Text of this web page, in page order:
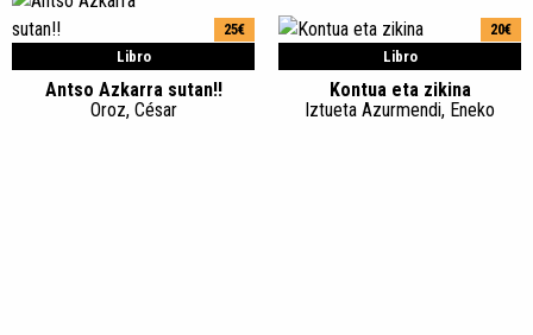
Libro
25€
Antso Azkarra sutan!!
Oroz, César
Libro
20€
Kontua eta zikina
Iztueta Azurmendi, Eneko